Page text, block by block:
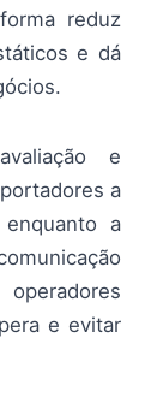
reduz
e dá
e
a
a
e evitar